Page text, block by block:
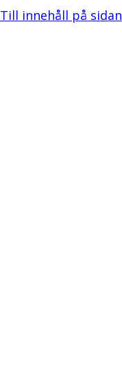
Till innehåll på sidan